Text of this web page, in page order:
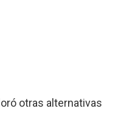
otras alternativas